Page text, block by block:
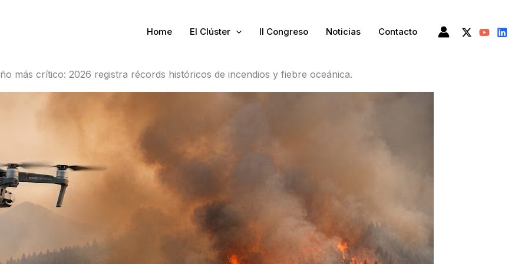
Home El Clúster II Congreso Noticias Contacto
más crítico: 2026 registra récords históricos de incendios y fiebre oceánica.